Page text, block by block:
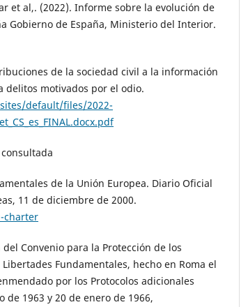
et al,. (2022). Informe sobre la evolución de
Gobierno de España, Ministerio del Interior.
de la sociedad civil a la información
delitos motivados por el odio.
default/files/2022-
de la Unión Europea. Diario Oficial
11 de diciembre de 2000.
charter
Convenio para la Protección de los
Fundamentales, hecho en Roma el
por los Protocolos adicionales
de 1963 y 20 de enero de 1966,